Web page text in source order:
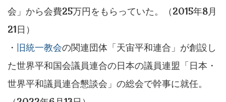
会」から会費25万円をもらっていた。（2015年8月
21日）
・ 旧統一教会の関連団体「天宙平和連合」が創設し
た世界平和国会議員連合の日本の議員連盟「日本・
世界平和議員連合懇談会」の総会で幹事に就任。